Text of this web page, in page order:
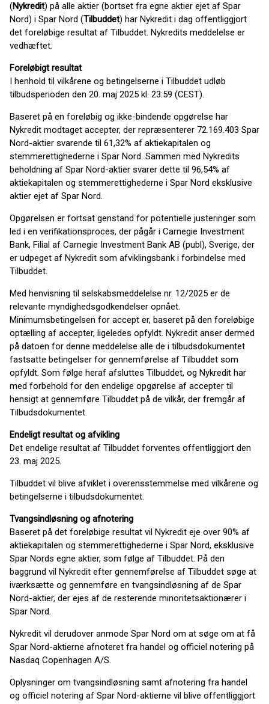
(Nykredit) på alle aktier (bortset fra egne aktier ejet af Spar
Nord) i Spar Nord (Tilbuddet) har Nykredit i dag offentliggjort
det foreløbige resultat af Tilbuddet. Nykredits meddelelse er
vedhæftet.
Foreløbigt resultat
I henhold til vilkårene og betingelserne i Tilbuddet udløb
tilbudsperioden den 20. maj 2025 kl. 23:59 (CEST).
Baseret på en foreløbig og ikke-bindende opgørelse har
Nykredit modtaget accepter, der repræsenterer 72.169.403 Spar
Nord-aktier svarende til 61,32% af aktiekapitalen og
stemmerettighederne i Spar Nord. Sammen med Nykredits
beholdning af Spar Nord-aktier svarer dette til 96,54% af
aktiekapitalen og stemmerettighederne i Spar Nord eksklusive
aktier ejet af Spar Nord.
Opgørelsen er fortsat genstand for potentielle justeringer som
led i en verifikationsproces, der pågår i Carnegie Investment
Bank, Filial af Carnegie Investment Bank AB (publ), Sverige, der
er udpeget af Nykredit som afviklingsbank i forbindelse med
Tilbuddet.
Med henvisning til selskabsmeddelelse nr. 12/2025 er de
relevante myndighedsgodkendelser opnået.
Minimumsbetingelsen for accept er, baseret på den foreløbige
optælling af accepter, ligeledes opfyldt. Nykredit anser dermed
på datoen for denne meddelelse alle de i tilbudsdokumentet
fastsatte betingelser for gennemførelse af Tilbuddet som
opfyldt. Som følge heraf afsluttes Tilbuddet, og Nykredit har
med forbehold for den endelige opgørelse af accepter til
hensigt at gennemføre Tilbuddet på de vilkår, der fremgår af
Tilbudsdokumentet.
Endeligt resultat og afvikling
Det endelige resultat af Tilbuddet forventes offentliggjort den
23. maj 2025.
Tilbuddet vil blive afviklet i overensstemmelse med vilkårene og
betingelserne i tilbudsdokumentet.
Tvangsindløsning og afnotering
Baseret på det foreløbige resultat vil Nykredit eje over 90% af
aktiekapitalen og stemmerettighederne i Spar Nord, eksklusive
Spar Nords egne aktier, som følge af Tilbuddet. På den
baggrund vil Nykredit efter gennemførelse af Tilbuddet søge at
iværksætte og gennemføre en tvangsindløsning af de Spar
Nord-aktier, der ejes af de resterende minoritetsaktionærer i
Spar Nord.
Nykredit vil derudover anmode Spar Nord om at søge om at få
Spar Nord-aktierne afnoteret fra handel og officiel notering på
Nasdaq Copenhagen A/S.
Oplysninger om tvangsindløsning samt afnotering fra handel
og officiel notering af Spar Nord-aktierne vil blive offentliggjort